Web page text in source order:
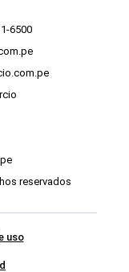
6500
reservados
uso